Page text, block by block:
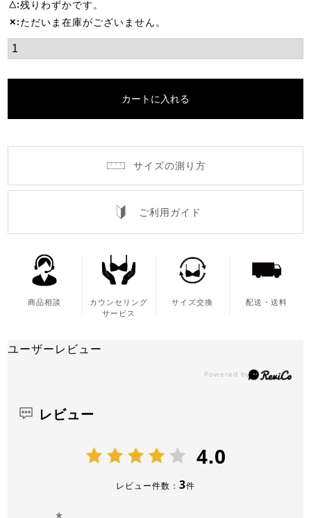
△ 残りわずかです。
✕ ただいま在庫がございません。
カートに入れる
サイズの測り方
ご利用ガイド
商品相談
カウンセリング
サービス
サイズ交換 配送・送料
ユーザーレビュー
レビュー
4.0
レビュー件数： 3件
★